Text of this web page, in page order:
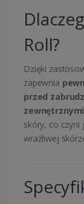
Roll?
Dzięki
zapewnia
przed
zewnętrznymi
skóry, co czyni
wrażliwej